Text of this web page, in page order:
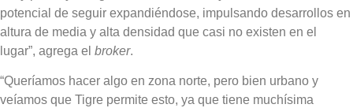
potencial de seguir expandiéndose, impulsando desarrollos en
altura de media y alta densidad que casi no existen en el
lugar”, agrega el broker.
“Queríamos hacer algo en zona norte, pero bien urbano y
veíamos que Tigre permite esto, ya que tiene muchísima